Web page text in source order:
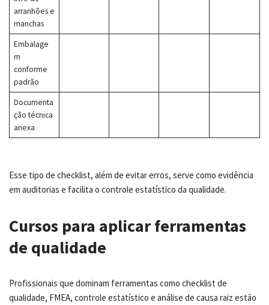
arranhões e
manchas
Embalage
m
conforme
padrão
Documenta
ção técnica
anexa
Esse tipo de checklist, além de evitar erros, serve como evidência
em auditorias e facilita o controle estatístico da qualidade.
Cursos para aplicar ferramentas
de qualidade
Profissionais que dominam ferramentas como checklist de
qualidade, FMEA, controle estatístico e análise de causa raiz estão